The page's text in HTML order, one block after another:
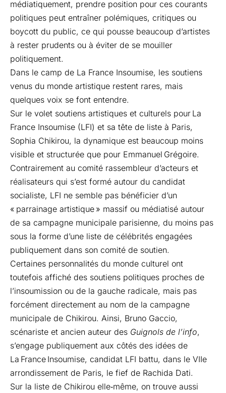
médiatiquement, prendre position pour ces courants
politiques peut entraîner polémiques, critiques ou
boycott du public, ce qui pousse beaucoup d’artistes
à rester prudents ou à éviter de se mouiller
politiquement.
Dans le camp de La France Insoumise, les soutiens
venus du monde artistique restent rares, mais
quelques voix se font entendre.
Sur le volet soutiens artistiques et culturels pour La
France Insoumise (LFI) et sa tête de liste à Paris,
Sophia Chikirou, la dynamique est beaucoup moins
visible et structurée que pour Emmanuel Grégoire.
Contrairement au comité rassembleur d’acteurs et
réalisateurs qui s’est formé autour du candidat
socialiste, LFI ne semble pas bénéficier d’un
« parrainage artistique » massif ou médiatisé autour
de sa campagne municipale parisienne, du moins pas
sous la forme d’une liste de célébrités engagées
publiquement dans son comité de soutien.
Certaines personnalités du monde culturel ont
toutefois affiché des soutiens politiques proches de
l’insoumission ou de la gauche radicale, mais pas
forcément directement au nom de la campagne
municipale de Chikirou. Ainsi, Bruno Gaccio,
scénariste et ancien auteur des Guignols de l’info,
s’engage publiquement aux côtés des idées de
La France Insoumise, candidat LFI battu, dans le VIIe
arrondissement de Paris, le fief de Rachida Dati.
Sur la liste de Chikirou elle‑même, on trouve aussi